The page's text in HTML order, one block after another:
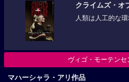
クライムズ・オ
人類は人工的な
ヴィゴ・モーテンセ
マハーシャラ・アリ作品